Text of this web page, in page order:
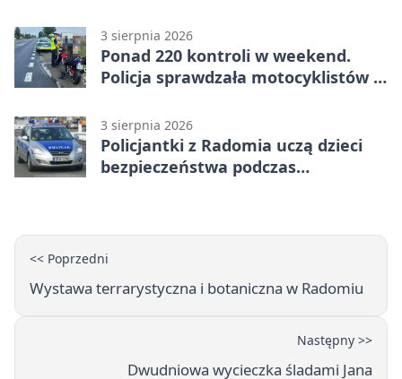
3 sierpnia 2026
Ponad 220 kontroli w weekend.
Policja sprawdzała motocyklistów w
3 sierpnia 2026
Policjantki z Radomia uczą dzieci
bezpieczeństwa podczas
<< Poprzedni
Wystawa terrarystyczna i botaniczna w Radomiu
Następny >>
Dwudniowa wycieczka śladami Jana